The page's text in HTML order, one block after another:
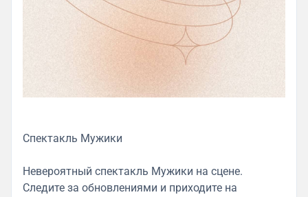
Спектакль Мужики
Невероятный спектакль Мужики на сцене.
Следите за обновлениями и приходите на